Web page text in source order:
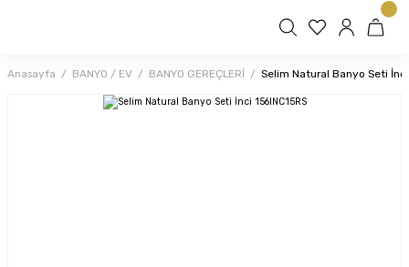
Anasayfa BANYO / EV BANYO GEREÇLERİ Selim Natural Banyo Seti İnci